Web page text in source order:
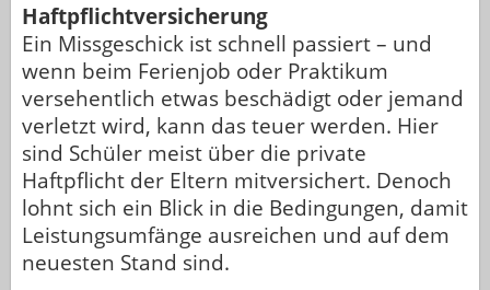
Haftpflichtversicherung
Ein Missgeschick ist schnell passiert – und
wenn beim Ferienjob oder Praktikum
versehentlich etwas beschädigt oder jemand
verletzt wird, kann das teuer werden. Hier
sind Schüler meist über die private
Haftpflicht der Eltern mitversichert. Denoch
lohnt sich ein Blick in die Bedingungen, damit
Leistungsumfänge ausreichen und auf dem
neuesten Stand sind.